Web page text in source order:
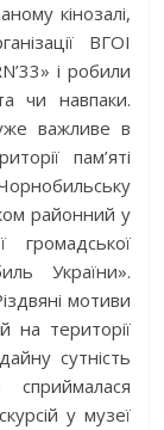
кінозалі,
ВГОІ
і робили
чи навпаки.
важливе в
пам’яті
районний у
громадської
України».
мотиви
на території
сутність
у музеї